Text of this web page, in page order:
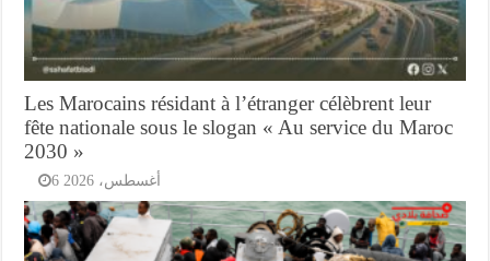
Les Marocains résidant à l’étranger célèbrent leur
fête nationale sous le slogan « Au service du Maroc
2030 »
6 أغسطس، 2026